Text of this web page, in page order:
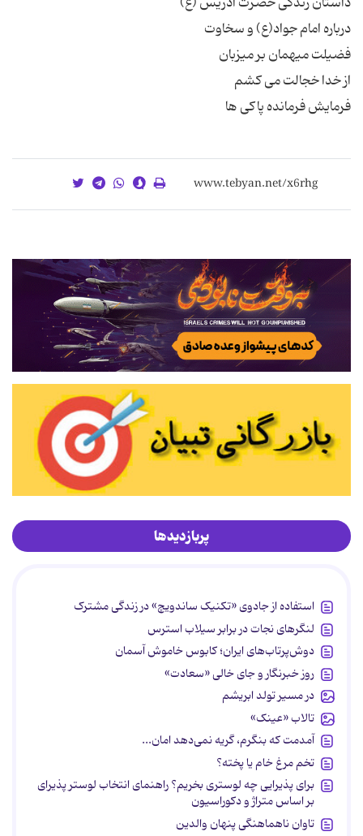
فرمایش فرمانده پاکی ها
پربازدیدها
استفاده از جادوی «تکنیک ساندویچ» در زندگی مشترک
لنگرهای نجات در برابر سیلاب استرس
دوش‌پرتاب‌های ایران؛ کابوس خاموش آسمان
روز خبرنگار و جای خالی «سعادت»
در مسیر تولد ابریشم
تالاب «عینک»
آمدمت که بنگرم، گریه نمی‌دهد امان...
تخم مرغ خام یا پخته؟
برای پذیرایی چه لوستری بخریم؟ راهنمای انتخاب لوستر پذیرای
بر اساس متراژ و دکوراسیون
تاوان ناهماهنگی پنهان والدین